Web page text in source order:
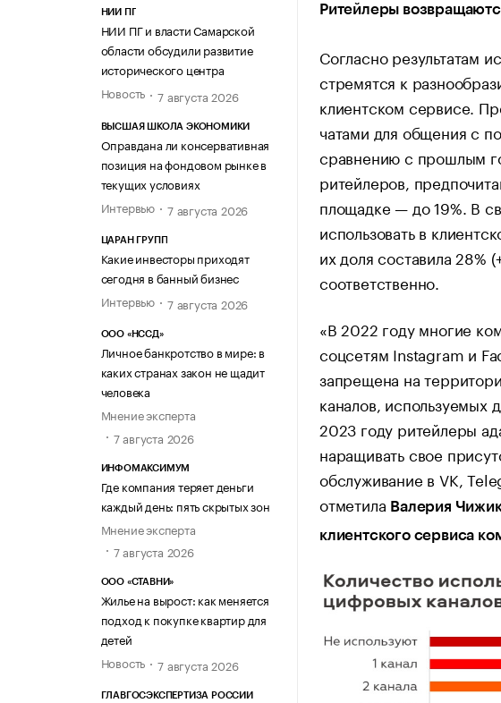
НИИ ПГ
НИИ ПГ и власти Самарской
области обсудили развитие
исторического центра
Новость
7 августа 2026
ВЫСШАЯ ШКОЛА ЭКОНОМИКИ
Оправдана ли консервативная
позиция на фондовом рынке в
текущих условиях
Интервью
7 августа 2026
ЦАРАН ГРУПП
Какие инвесторы приходят
сегодня в банный бизнес
Интервью
7 августа 2026
ООО «НССД»
Личное банкротство в мире: в
каких странах закон не щадит
человека
Мнение эксперта
7 августа 2026
ИНФОМАКСИМУМ
Где компания теряет деньги
каждый день: пять скрытых зон
Мнение эксперта
7 августа 2026
ООО «СТАВНИ»
Жилье на вырост: как меняется
подход к покупке квартир для
детей
Новость
7 августа 2026
ГЛАВГОСЭКСПЕРТИЗА РОССИИ
Ритейлеры
Согласно результатам
стремятся к
клиентском сервисе.
чатами для общения с
сравнению с прошлым
ритейлеров,
площадке — до 19%. В
использовать в
их доля составила 28%
соответственно.
«В 2022 году многие
соцсетям Instagram и
запрещена на
каналов, используемых
2023 году ритейлеры
наращивать свое
обслуживание в VK,
отметила Валерия
клиентского сервиса